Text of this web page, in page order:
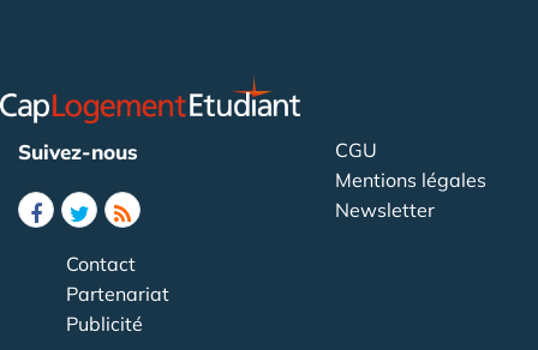
Suivez-nous
CGU
Mentions légales
Newsletter
Contact
Partenariat
Publicité